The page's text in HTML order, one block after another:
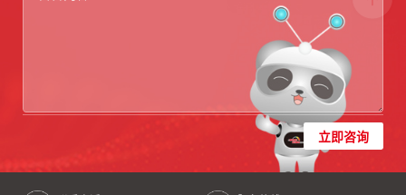
立即咨询